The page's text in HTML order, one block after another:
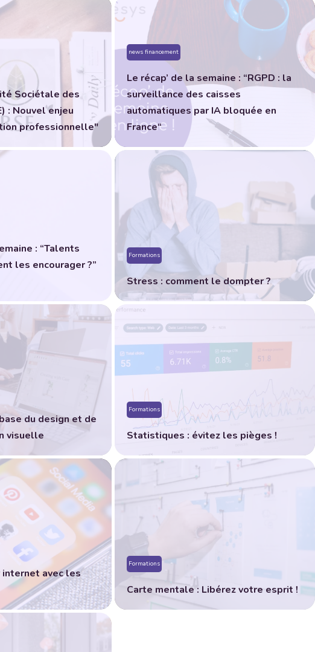
Sociétale des
: Nouvel enjeu
professionnelle"
news financement
Le récap’ de la semaine : “RGPD : la
surveillance des caisses
automatiques par IA bloquée en
France“
: “Talents
les encourager ?”
Formations
Stress : comment le dompter ?
du design et de
visuelle
Formations
Statistiques : évitez les pièges !
avec les
Formations
Carte mentale : Libérez votre esprit !